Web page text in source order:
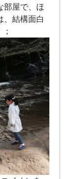
部屋で、ほ
、結構面白